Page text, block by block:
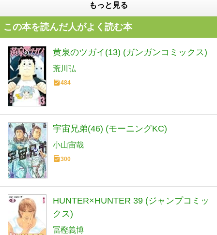
もっと見る
この本を読んだ人がよく読む本
黄泉のツガイ(13) (ガンガンコミックス)
荒川弘
484
宇宙兄弟(46) (モーニングKC)
小山宙哉
300
HUNTER×HUNTER 39 (ジャンプコミッ
クス)
冨樫義博